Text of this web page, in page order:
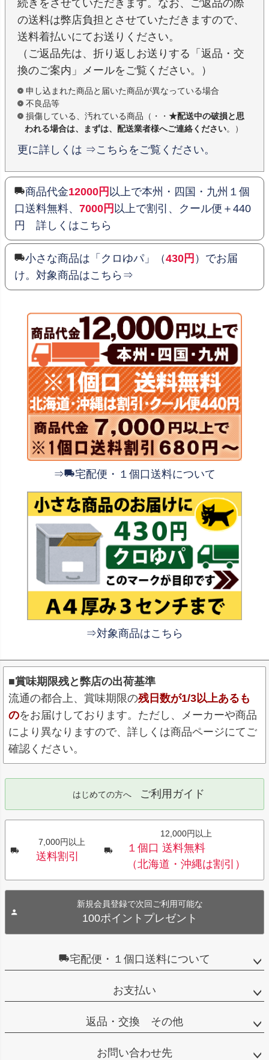
続きをさせていただきます。なお、ご返品の際
の送料は弊店負担とさせていただきますので、
送料着払いにてお送りください。
（ご返品先は、折り返しお送りする「返品・交
換のご案内」メールをご覧ください。）
申し込まれた商品と届いた商品が異なっている場合
不良品等
損傷している、汚れている商品（・・ ★配送中の破損と思
われる場合は、まずは、配送業者様へご連絡ください。）
更に詳しくは ⇒こちらをご覧ください。
商品代金12000円 以上で本州・四国・九州１個
口送料無料、 7000円 以上で割引、クール便＋440
円 詳しくはこちら
小さな商品は「クロゆパ」（430円 ）でお届
け。対象商品はこちら⇒
⇒ 宅配便・１個口送料について
⇒対象商品はこちら
■賞味期限残と弊店の出荷基準
流通の都合上、賞味期限の残日数が1/3以上あるも
のをお届けしております。ただし、メーカーや商品
により異なりますので、詳しくは商品ページにてご
確認ください。
はじめての方へ ご利用ガイド
7,000円以上
送料割引
12,000円以上
１個口 送料無料
（北海道・沖縄は割引）
新規会員登録で次回ご利用可能な
100ポイントプレゼント
宅配便・１個口送料について
お支払い
返品・交換 その他
お問い合わせ先